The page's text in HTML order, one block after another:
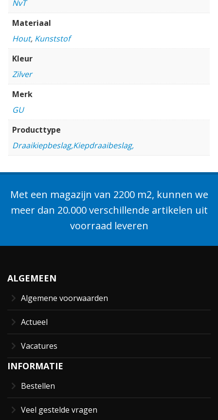
NvT
Materiaal
Hout, Kunststof
Kleur
Zilver
Merk
GU
Producttype
Draaikiepbeslag,Kiepdraaibeslag,
Met een magazijn van 2200 m2, kunnen we
meer dan 20.000 verschillende artikelen uit
voorraad leveren
ALGEMEEN
Algemene voorwaarden
Actueel
Vacatures
INFORMATIE
Bestellen
Veel gestelde vragen